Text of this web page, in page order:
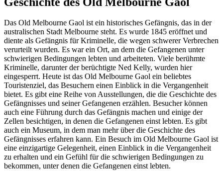
Das Old Melbourne Gaol ist ein historisches Gefängnis, das in der
australischen Stadt Melbourne steht. Es wurde 1845 eröffnet und
diente als Gefängnis für Kriminelle, die wegen schwerer Verbrechen
verurteilt wurden. Es war ein Ort, an dem die Gefangenen unter
schwierigen Bedingungen lebten und arbeiteten. Viele berühmte
Kriminelle, darunter der berüchtigte Ned Kelly, wurden hier
eingesperrt. Heute ist das Old Melbourne Gaol ein beliebtes
Touristenziel, das Besuchern einen Einblick in die Vergangenheit
bietet. Es gibt eine Reihe von Ausstellungen, die die Geschichte des
Gefängnisses und seiner Gefangenen erzählen. Besucher können
auch eine Führung durch das Gefängnis machen und einige der
Zellen besichtigen, in denen die Gefangenen einst lebten. Es gibt
auch ein Museum, in dem man mehr über die Geschichte des
Gefängnisses erfahren kann. Ein Besuch im Old Melbourne Gaol ist
eine einzigartige Gelegenheit, einen Einblick in die Vergangenheit
zu erhalten und ein Gefühl für die schwierigen Bedingungen zu
bekommen, unter denen die Gefangenen einst lebten.